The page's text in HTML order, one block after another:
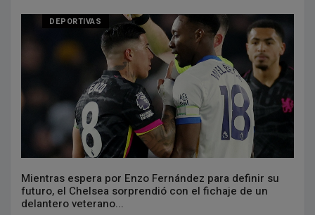
DEPORTIVAS
Mientras espera por Enzo Fernández para definir su
futuro, el Chelsea sorprendió con el fichaje de un
delantero veterano...